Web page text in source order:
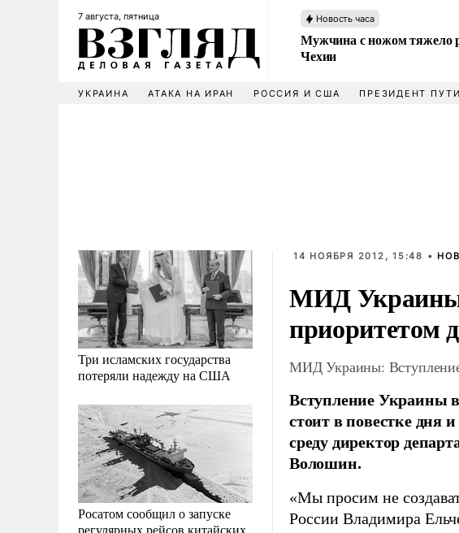
7 августа, пятница Новость часа
Мужчина с ножом тяжело
Чехии
УКРАИНА АТАКА НА ИРАН РОССИЯ И США ПРЕЗИДЕНТ
Три исламских государства
потеряли надежду на США
Росатом сообщил о запуске
регулярных рейсов китайских
14 НОЯБРЯ 2012, 15:48 •
МИД Украины:
приоритетом
МИД Украины:
Вступление Украины
стоит в повестке дня
среду директор
Волошин.
«Мы просим не
России Владимира